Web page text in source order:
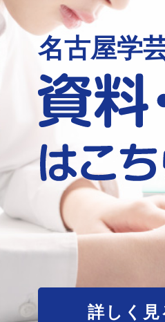
名古屋学
詳しく見